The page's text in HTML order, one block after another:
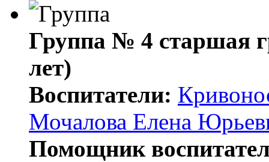
Группа № 4 старшая
лет)
Воспитатели:
Мочалова Елена
Помощник